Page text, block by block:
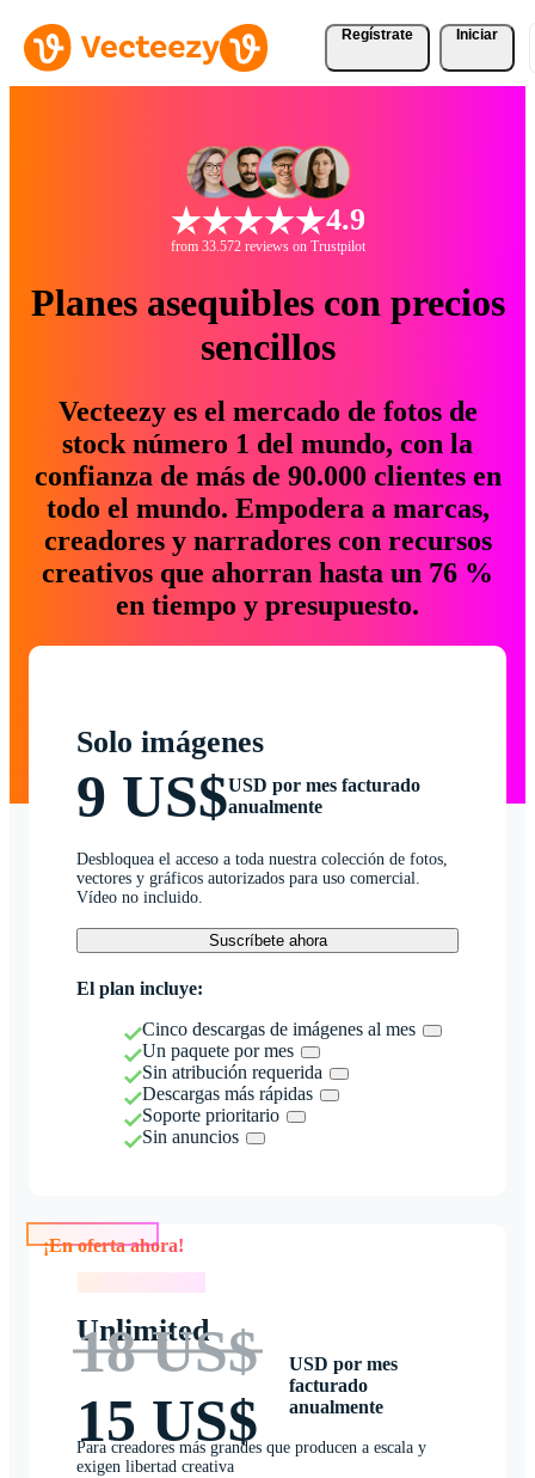
Regístrate Iniciar
4.9
from 33.572 reviews on Trustpilot
Planes asequibles con precios
sencillos
Vecteezy es el mercado de fotos de
stock número 1 del mundo, con la
confianza de más de 90.000 clientes en
todo el mundo. Empodera a marcas,
creadores y narradores con recursos
creativos que ahorran hasta un 76 %
en tiempo y presupuesto.
Solo imágenes
9 US$USD por mes facturado
anualmente
Desbloquea el acceso a toda nuestra colección de fotos,
vectores y gráficos autorizados para uso comercial.
Vídeo no incluido.
Suscríbete ahora
El plan incluye:
Cinco descargas de imágenes al mes
Un paquete por mes
Sin atribución requerida
Descargas más rápidas
Soporte prioritario
Sin anuncios
Unlimited
18 US$
15 US$
USD por mes
facturado
anualmente
Para creadores más grandes que producen a escala y
exigen libertad creativa